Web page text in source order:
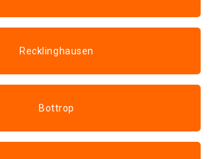
Recklinghausen
Bottrop